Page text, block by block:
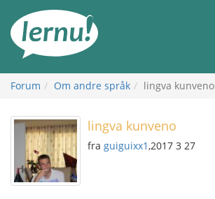
innholdet
Forum Om andre språk lingva kunveno
lingva kunveno
fra guiguixx1,2017 3 27